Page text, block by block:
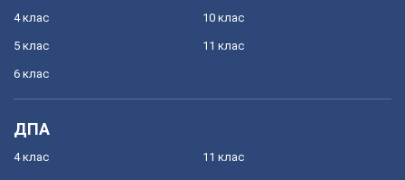
4 клас
5 клас
6 клас
10 клас
11 клас
ДПА
4 клас 11 клас